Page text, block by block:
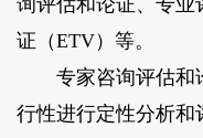
询评估和论证、专业
证（ETV）等。
专家咨询评估和
行性进行定性分析和